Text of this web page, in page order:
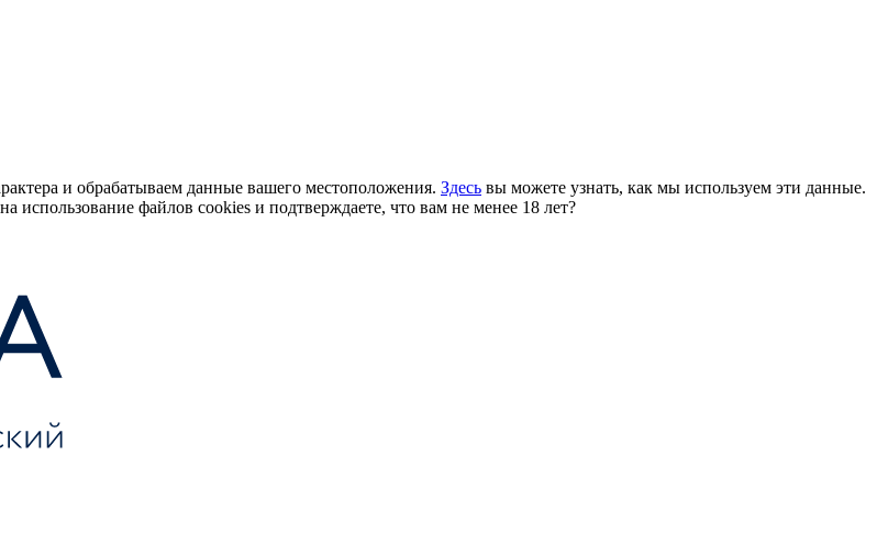
и обрабатываем данные вашего местоположения. Здесь вы можете узнать, как мы используем эти данные.
использование файлов cookies и подтверждаете, что вам не менее 18 лет?